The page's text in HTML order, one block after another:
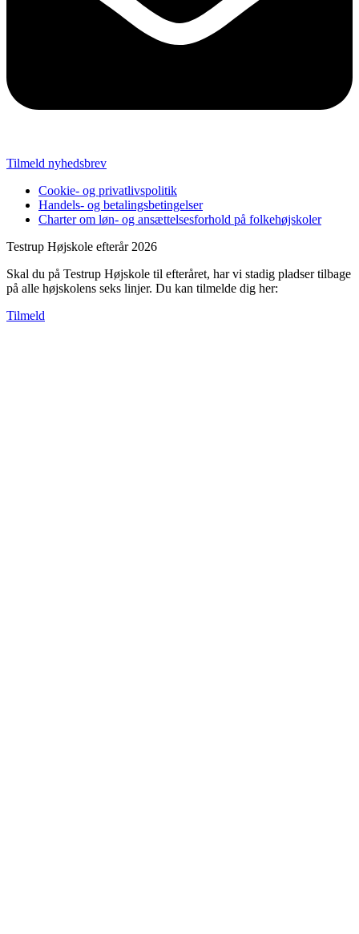
Tilmeld nyhedsbrev
Cookie- og privatlivspolitik
Handels- og betalingsbetingelser
Charter om løn- og ansættelsesforhold på folkehøjskoler
Testrup Højskole efterår 2026
Skal du på Testrup Højskole til efteråret, har vi stadig pladser tilbage
på alle højskolens seks linjer. Du kan tilmelde dig her:
Tilmeld